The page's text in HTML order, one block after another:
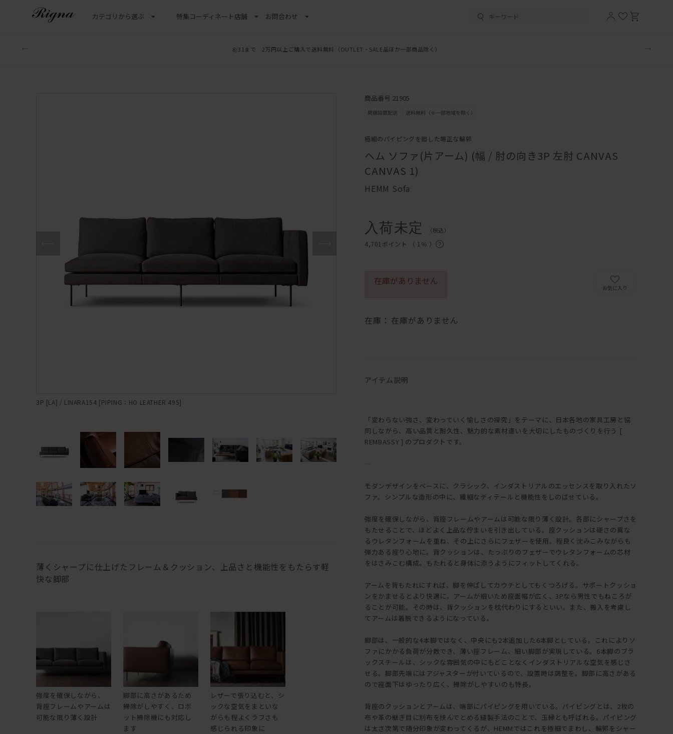
カテゴリから選ぶ 特集コーディネート店舗 お問合わせ
8/31まで 2万円以上ご購入で送料無料 （OUTLET・SALE品ほか一部商品除く）
3P [LA] / LINARA154 [PIPING：HO LEATHER 495]
薄くシャープに仕上げたフレーム＆クッション、上品さと機能性をもたらす軽
快な脚部
強度を確保しながら、
背座フレームやアームは
可能な限り薄く設計
脚部に高さがあるため
掃除がしやすく、ロボ
ット掃除機にも対応し
ます
レザーで張り込むと、シ
ックな空気をまといな
がらも程よくラフさも
感じられる印象に
商品番号 21905
極細のパイピングを廻した端正な輪郭
ヘム ソファ(片アーム) (幅 / 肘の向き3P 左肘 CANVAS
CANVAS 1)
HEMM Sofa
入荷未定 （税込）
4,701ポイント （ 1％ ）
在庫： 在庫がありません
在庫がありません
お気に入り
アイテム説明
「変わらない強さ、変わっていく愉しさの探究」をテーマに、日本各地の家具工房と協
同しながら、高い品質と耐久性、魅力的な素材遣いを大切にしたものづくりを行う [
REMBASSY ] のプロダクトです。
モダンデザインをベースに、クラシック、インダストリアルのエッセンスを取り入れたソ
ファ。シンプルな造形の中に、繊細なディテールと機能性をしのばせている。
強度を確保しながら、背座フレームやアームは可能な限り薄く設計。各部にシャープさを
もたせることで、ほどよく上品な佇まいを引き出している。座クッションは硬さの異な
るウレタンフォームを重ね、その上にさらにフェザーを使用。程良く沈みこみながらも
弾力ある座り心地に。背クッションは、たっぷりのフェザーでウレタンフォームの芯材
をはさみこむ構成。もたれると身体に添うようにフィットしてくれる。
アームを背もたれにすれば、脚を伸ばしてカウチとしてもくつろげる。サポートクッショ
ンをかませるとより快適に。アームが細いため座面幅が広く、3Pなら男性でもねころが
ることが可能。その時は、背クッションを枕代わりにするといい。また、搬入を考慮し
てアームは着脱できるようになっている。
脚部は、一般的な4本脚ではなく、中央にも2本追加した6本脚としている。これによりソ
ファにかかる負荷が分散でき、薄い座フレーム、細い脚部が実現している。6本脚のブラ
ックスチールは、シックな雰囲気の中にもどことなくインダストリアルな空気を感じさ
せる。脚部先端にはアジャスターが付いているので、設置時は調整を。脚部に高さがある
ので座面下はゆったり広く、掃除がしやすいのも特長。
背座のクッションとアームは、端部にパイピングを用いている。パイピングとは、2枚の
布や革の継ぎ目に別布を挟んでとめる縫製手法のことで、玉縁とも呼ばれる。パイピング
は太さ次第で随分印象が変わってくるが、HEMMではこれを極細でまわし、輪郭をシャー